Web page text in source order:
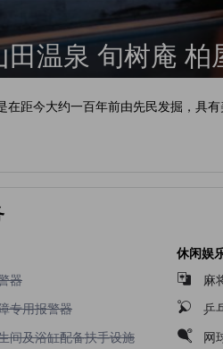
田温泉 旬树庵 柏
在距今大约一百年前由先民发掘，具
报警器
器
听障专用报警器
专用报警器
内卫生间及浴缸配备扶手设施
间及浴缸配备扶手设施
休闲娱
麻
乒
网